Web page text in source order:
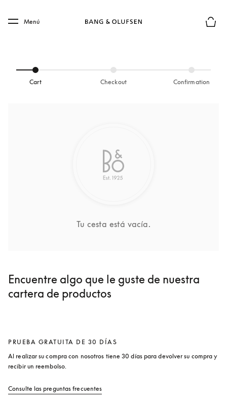
Skip to main footer
Menú
Cart Checkout Confirmation
Tu cesta está vacía.
Encuentre algo que le guste de nuestra
cartera de productos
PRUEBA GRATUITA DE 30 DÍAS
Al realizar su compra con nosotros tiene 30 días para devolver su compra y
recibir un reembolso.
Consulte las preguntas frecuentes